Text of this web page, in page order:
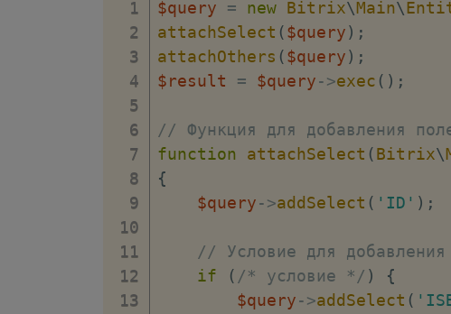
$query = new Bitrix\Main\
attachSelect ($query) ;
attachOthers ($query) ;
$result
= $query->exec ( ) ;
// Функция для добавления
function
attachSelect (Bitrix\
{
$query->addSelect ( 'ID' ) ;
// Условие для добавления
if
( /* условие */ )
{
$query->addSelect (